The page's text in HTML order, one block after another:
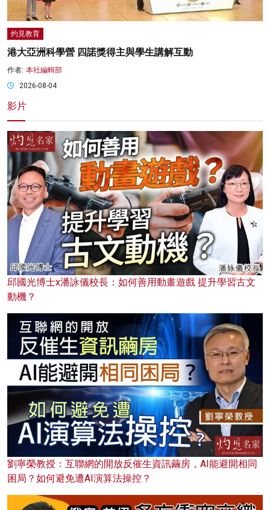
灼見教育
港大亞洲科學營 四諾獎得主與學生講解互動
作者: 本社編輯部
2026-08-04
影片
邱國光博士x潘詠儀校長：如何善用動畫遊戲 提升學習古文
動機？
劉寧榮教授：互聯網的開放反催生資訊繭房，AI能避開相同
困局？如何避免遭AI演算法操控？